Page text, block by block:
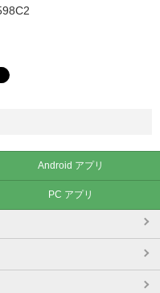
Android アプリ
PC アプリ